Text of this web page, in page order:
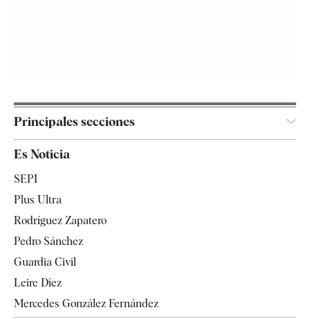
Principales secciones
Televisión
Es Noticia
SEPI
Plus Ultra
Rodríguez Zapatero
Pedro Sánchez
Guardia Civil
Leire Díez
Mercedes González Fernández